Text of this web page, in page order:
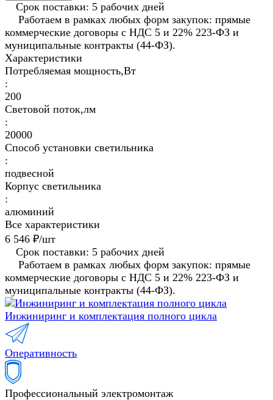
Срок поставки: 5 рабочих дней
Работаем в рамках любых форм закупок: прямые
коммерческие договоры с НДС 5 и 22% 223-ФЗ и
муниципальные контракты (44-ФЗ).
Характеристики
Потребляемая мощность,Вт
:
200
Световой поток,лм
:
20000
Способ установки светильника
:
подвесной
Корпус светильника
:
алюминий
Все характеристики
6 546 ₽/шт
Срок поставки: 5 рабочих дней
Работаем в рамках любых форм закупок: прямые
коммерческие договоры с НДС 5 и 22% 223-ФЗ и
муниципальные контракты (44-ФЗ).
Инжиниринг и комплектация полного цикла
Оперативность
Профессиональный электромонтаж